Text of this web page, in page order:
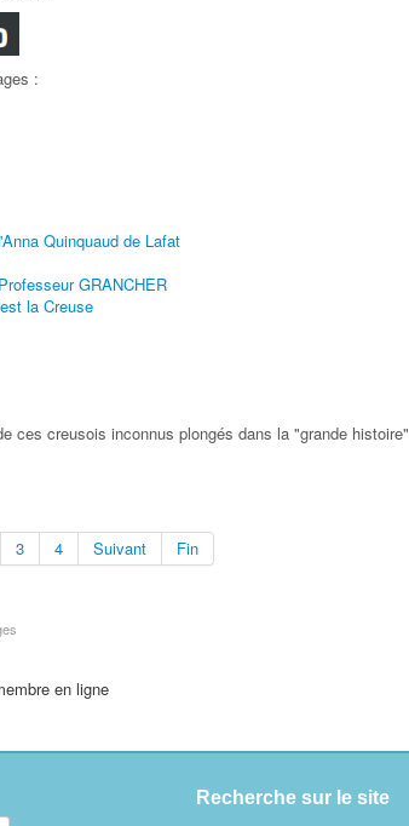
:
Quinquaud de Lafat
GRANCHER
la Creuse
ces creusois inconnus plongés dans la "grande histoire"
3 4 Suivant Fin
en ligne
Recherche sur le site